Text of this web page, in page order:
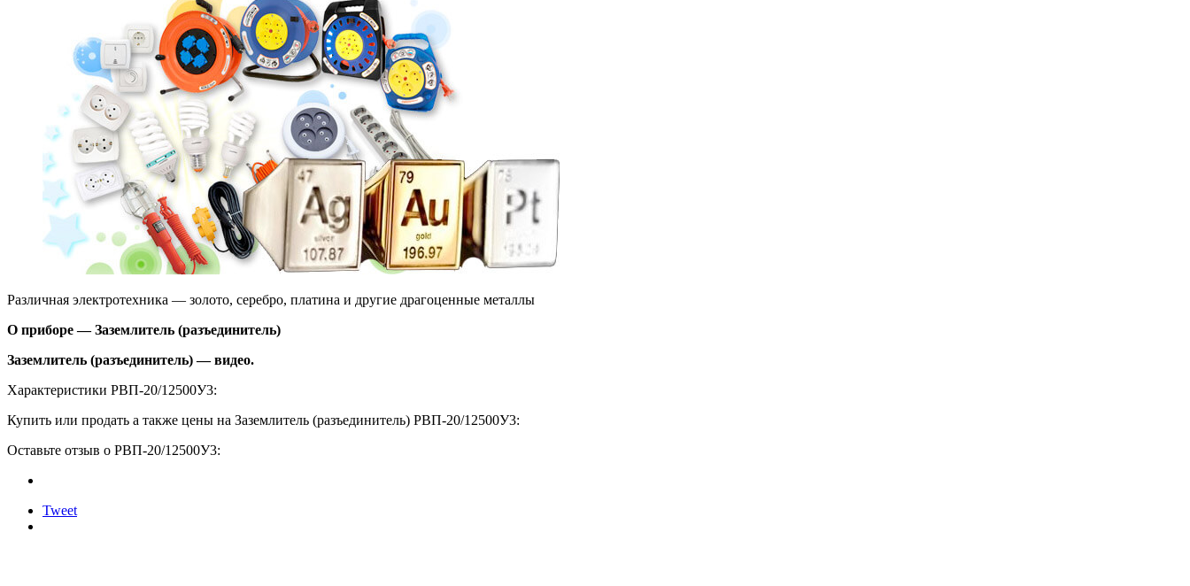
Различная электротехника — золото, серебро, платина и другие драгоценные металлы
О приборе — Заземлитель (разъединитель)
Заземлитель (разъединитель) — видео.
Характеристики РВП-20/12500У3:
Купить или продать а также цены на Заземлитель (разъединитель) РВП-20/12500У3:
Оставьте отзыв о РВП-20/12500У3:
Tweet